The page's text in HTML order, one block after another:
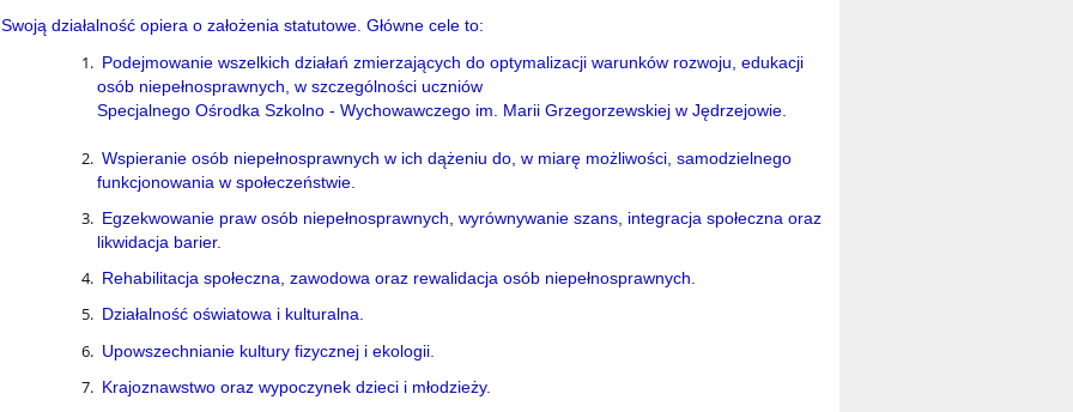
Swoją działalność opiera o założenia statutowe. Główne cele to:
Podejmowanie wszelkich działań zmierzających do optymalizacji warunków rozwoju, edukacji
osób niepełnosprawnych, w szczególności uczniów
Specjalnego Ośrodka Szkolno - Wychowawczego im. Marii Grzegorzewskiej w Jędrzejowie.
Wspieranie osób niepełnosprawnych w ich dążeniu do, w miarę możliwości, samodzielnego
funkcjonowania w społeczeństwie.
Egzekwowanie praw osób niepełnosprawnych, wyrównywanie szans, integracja społeczna oraz
likwidacja barier.
Rehabilitacja społeczna, zawodowa oraz rewalidacja osób niepełnosprawnych.
Działalność oświatowa i kulturalna.
Upowszechnianie kultury fizycznej i ekologii.
Krajoznawstwo oraz wypoczynek dzieci i młodzieży.